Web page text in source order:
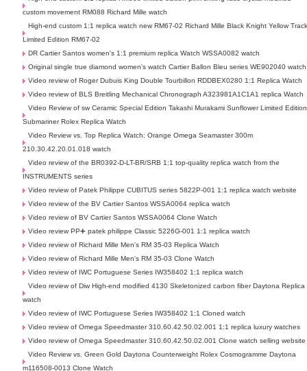
custom movement RM088 Richard Mille watch
High-end custom 1:1 replica watch new RM67-02 Richard Mille Black Knight Yellow
Limited Edition RM67-02
DR Cartier Santos women's 1:1 premium replica Watch WSSA0082 watch
Original single true diamond women's watch Cartier Ballon Bleu series WE902040 watch
Video review of Roger Dubuis King Double Tourbillon RDDBEX0280 1:1 Replica Watch
Video review of BLS Breitling Mechanical Chronograph A323981A1C1A1 replica Watch
Video Review of sw Ceramic Special Edition Takashi Murakami Sunflower Limited Edition
Submariner Rolex Replica Watch
Video Review vs. Top Replica Watch: Orange Omega Seamaster 300m
210.30.42.20.01.018 watch
Video review of the BR0392-D-LT-BR/SRB 1:1 top-quality replica watch from the
INSTRUMENTS series
Video review of Patek Philippe CUBITUS series 5822P-001 1:1 replica watch website
Video review of the BV Cartier Santos WSSA0064 replica watch
Video review of BV Cartier Santos WSSA0064 Clone Watch
Video review PP➕ patek philippe Classic 5226G-001 1:1 replica watch
Video review of Richard Mille Men's RM 35-03 Replica Watch
Video review of Richard Mille Men's RM 35-03 Clone Watch
Video review of IWC Portuguese Series IW358402 1:1 replica watch
Video review of Diw High-end modified 4130 Skeletonized carbon fiber Daytona Replica
watch
Video review of IWC Portuguese Series IW358402 1:1 Cloned watch
Video review of Omega Speedmaster 310.60.42.50.02.001 1:1 replica luxury watches
Video review of Omega Speedmaster 310.60.42.50.02.001 Clone watch selling website
Video Review vs. Green Gold Daytona Counterweight Rolex Cosmogramme Daytona
m116508-0013 Clone Watch